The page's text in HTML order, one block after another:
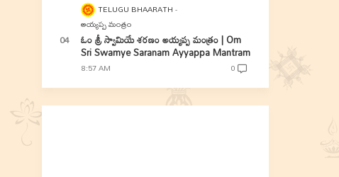
TELUGU BHAARATH
అయ్యప్ప మంత్రం
ఓం శ్రీ స్వామియే శరణం అయ్యప్ప మంత్రం | Om
Sri Swamye Saranam Ayyappa Mantram
8:57 AM 0